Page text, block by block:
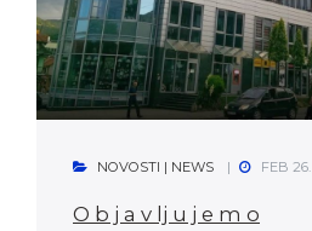
NOVOSTI | NEWS FEB
O b j a v lj u j e m o